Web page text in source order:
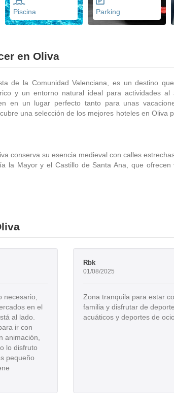
Piscina Parking
en Oliva
de la Comunidad Valenciana, es un destino
y un entorno natural ideal para actividades
en un lugar perfecto tanto para unas
una selección de los mejores hoteles en Oliva
conserva su esencia medieval con calles
la Mayor y el Castillo de Santa Ana, que
necesario,
en el
al lado.
ir con
animación,
lo disfruto
pequeño
Rbk
01/08/2025
Zona tranquila para estar
familia y disfrutar de
acuáticos y deportes de